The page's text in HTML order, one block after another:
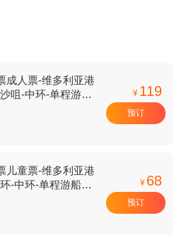
成人票-维多利亚港
咀-中环-单程游船
启航) 单程游船
¥ 119
预订
儿童票-维多利亚港
-中环-单程游船
启航) 单程游船
¥ 68
预订